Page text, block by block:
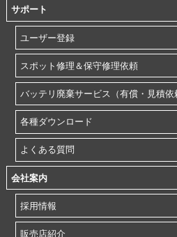
サポート
ユーザー登録
スポット修理＆保守修理依頼
バッテリ廃棄サービス（有償・見積依
各種ダウンロード
よくある質問
会社案内
採用情報
販売店紹介